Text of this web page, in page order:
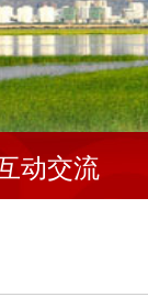
动交流